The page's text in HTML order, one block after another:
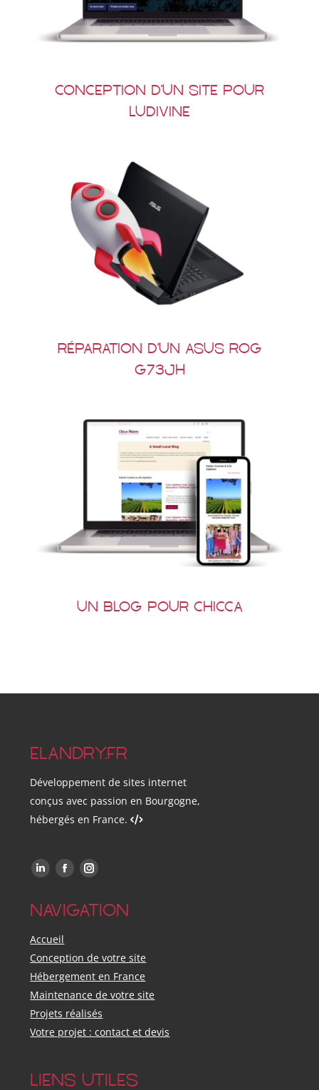
Conception d’un site pour
Ludivine
Réparation d’un Asus ROG
G73JH
Un blog pour Chicca
ELANDRY.FR
Développement de sites internet
conçus avec passion en Bourgogne,
hébergés en France.
Trouvez-nous sur :
LinkedInFacebookInstagram
NAVIGATION
Accueil
Conception de votre site
Hébergement en France
Maintenance de votre site
Projets réalisés
Votre projet : contact et devis
LIENS UTILES